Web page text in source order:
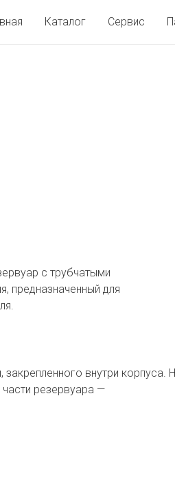
Каталог Сервис
с трубчатыми
предназначенный для
закрепленного внутри корпуса.
резервуара —